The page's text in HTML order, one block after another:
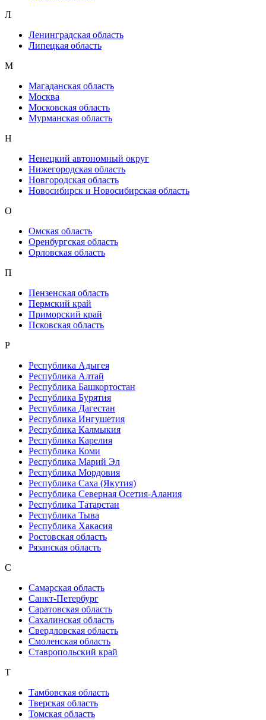
Л
Ленинградская область
Липецкая область
М
Магаданская область
Москва
Московская область
Мурманская область
Н
Ненецкий автономный округ
Нижегородская область
Новгородская область
Новосибирск и Новосибирская область
О
Омская область
Оренбургская область
Орловская область
П
Пензенская область
Пермский край
Приморский край
Псковская область
Р
Республика Адыгея
Республика Алтай
Республика Башкортостан
Республика Бурятия
Республика Дагестан
Республика Ингушетия
Республика Калмыкия
Республика Карелия
Республика Коми
Республика Марий Эл
Республика Мордовия
Республика Саха (Якутия)
Республика Северная Осетия-Алания
Республика Татарстан
Республика Тыва
Республика Хакасия
Ростовская область
Рязанская область
С
Самарская область
Санкт-Петербург
Саратовская область
Сахалинская область
Свердловская область
Смоленская область
Ставропольский край
Т
Тамбовская область
Тверская область
Томская область